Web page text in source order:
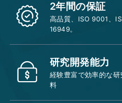
2年間の保証
高品質、ISO 9001、
16949。
研究開発能力
経験豊富で効率的な
料